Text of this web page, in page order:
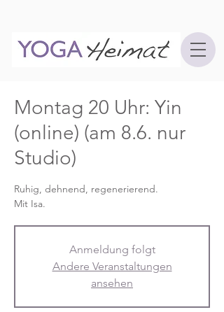
Montag 20 Uhr: Yin
(online) (am 8.6. nur
Studio)
Ruhig, dehnend, regenerierend.
Mit Isa.
Anmeldung folgt
Andere Veranstaltungen
ansehen